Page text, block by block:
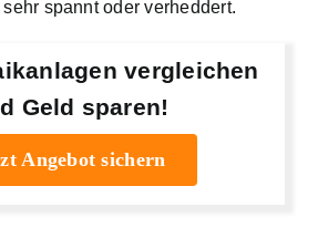
spannt oder verheddert.
vergleichen
Geld sparen!
Angebot sichern